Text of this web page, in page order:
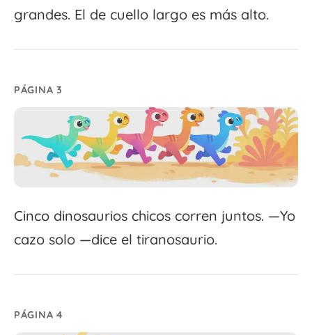
grandes. El de cuello largo es más alto.
PÁGINA 3
Cinco dinosaurios chicos corren juntos. —Yo
cazo solo —dice el tiranosaurio.
PÁGINA 4